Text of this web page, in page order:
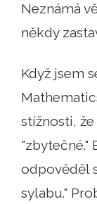
Neznámá
někdy
Když jsem
stížnosti,
"zbytečné."
odpověděl
sylabu."